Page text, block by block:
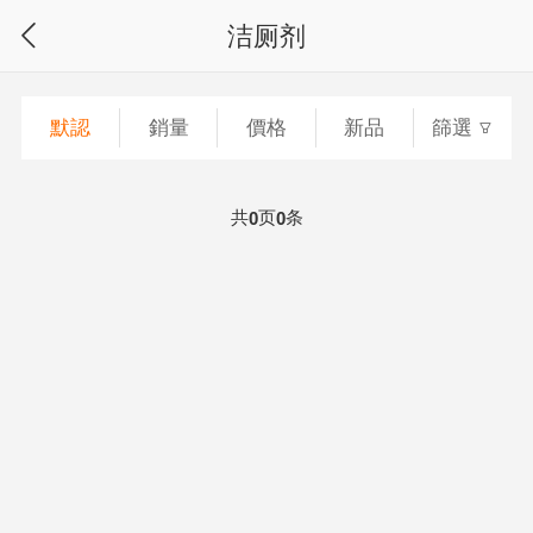
洁厕剂
默認 銷量 價格 新品 篩選
共0页0条